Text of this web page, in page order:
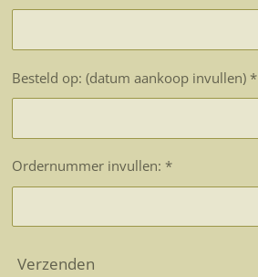
Besteld op: (datum aankoop invullen) *
Ordernummer invullen: *
Verzenden